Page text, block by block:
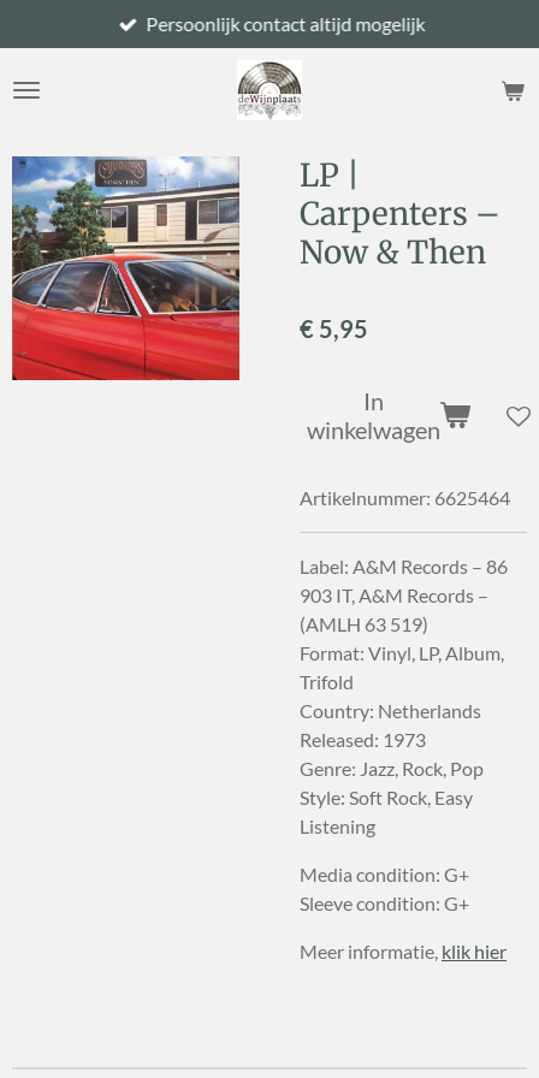
direct
naar
Persoonlijk contact altijd mogelijk
LP |
Carpenters –
Now & Then
€ 5,95
In
winkelwagen
Artikelnummer: 6625464
Label: A&M Records – 86
903 IT, A&M Records –
(AMLH 63 519)
Format: Vinyl, LP, Album,
Trifold
Country: Netherlands
Released: 1973
Genre: Jazz, Rock, Pop
Style: Soft Rock, Easy
Listening
Media condition: G+
Sleeve condition: G+
Meer informatie, klik hier